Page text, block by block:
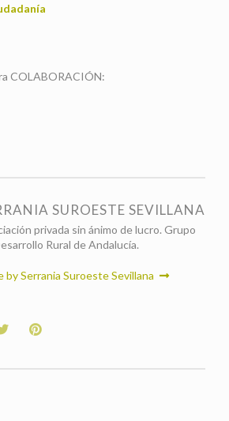
COLABORACIÓN:
SUROESTE SEVILLANA
privada sin ánimo de lucro. Grupo
Rural de Andalucía.
by Serrania Suroeste Sevillana